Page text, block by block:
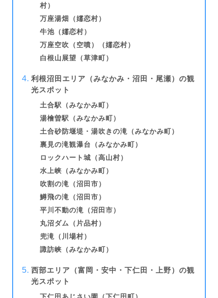
村）
万座湯畑（嬬恋村）
牛池（嬬恋村）
万座空吹（空噴）（嬬恋村）
白根山展望（草津町）
利根沼田エリア（みなかみ・沼田・尾瀬）の観
光スポット
土合駅（みなかみ町）
湯檜曽駅（みなかみ町）
土合砂防堰堤・湯吹きの滝（みなかみ町）
裏見の滝観瀑台（みなかみ町）
ロックハート城（高山村）
水上峡（みなかみ町）
吹割の滝（沼田市）
鱒飛の滝（沼田市）
平川不動の滝（沼田市）
丸沼ダム（片品村）
兜滝（川場村）
諏訪峡（みなかみ町）
西部エリア（富岡・安中・下仁田・上野）の観
光スポット